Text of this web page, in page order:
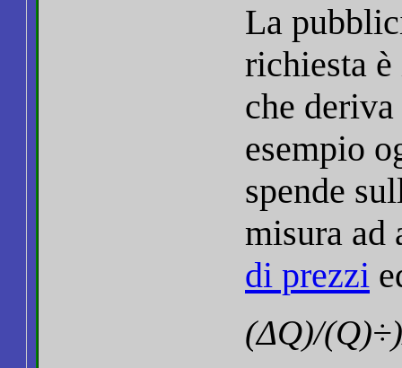
La
richiesta
che
esempio
spende
misura ad
di prezzi
(ΔQ)/